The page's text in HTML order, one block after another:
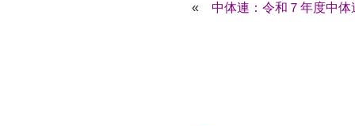
« 中体連：令和７年度中